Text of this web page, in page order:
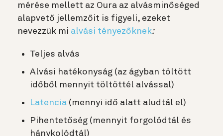
mérése mellett az Oura az alvásminőséged
alapvető jellemzőit is figyeli, ezeket
nevezzük mi alvási tényezőknek:
Teljes alvás
Alvási hatékonyság (az ágyban töltött
időből mennyit töltöttél alvással)
Latencia (mennyi idő alatt aludtál el)
Pihentetőség (mennyit forgolódtál és
hánykolódtál)